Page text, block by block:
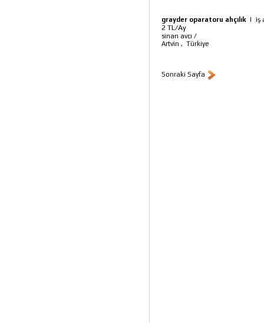
grayder oparatoru ahçılık| iş
2 TL/Ay
sinan avcı /
Artvin , Türkiye
Sonraki Sayfa